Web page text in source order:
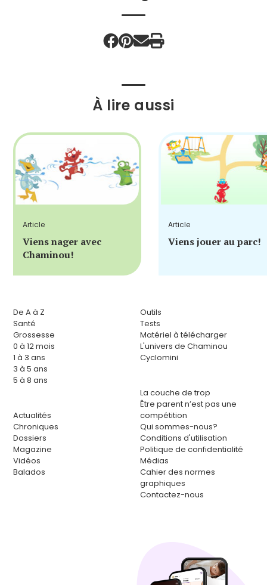
À lire aussi
Article
Viens nager avec
Chaminou!
Article
Viens jouer au parc!
De A à Z
Santé
Grossesse
0 à 12 mois
1 à 3 ans
3 à 5 ans
5 à 8 ans
Actualités
Chroniques
Dossiers
Magazine
Vidéos
Balados
Outils
Tests
Matériel à télécharger
L'univers de Chaminou
Cyclomini
La couche de trop
Être parent n’est pas une
compétition
Qui sommes-nous?
Conditions d'utilisation
Politique de confidentialité
Médias
Cahier des normes
graphiques
Contactez-nous